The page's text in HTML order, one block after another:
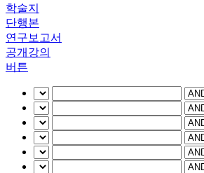
학술지
단행본
연구보고서
공개강의
버튼